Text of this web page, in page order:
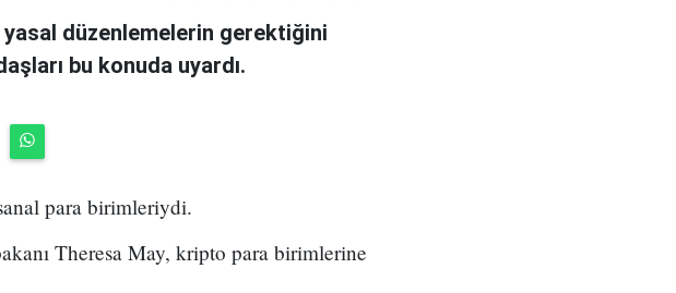
düzenlemelerin gerektiğini
bu konuda uyardı.
para birimleriydi.
Theresa May, kripto para birimlerine